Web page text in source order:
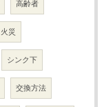
高齢者
火災
シンク下
交換方法